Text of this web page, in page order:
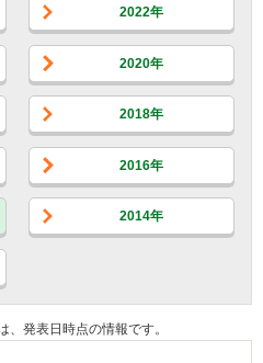
2022年
2020年
2018年
2016年
2014年
発表日時点の情報です。